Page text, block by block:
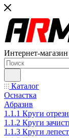
Интернет-
Каталог
Оснастка
Абразив
1.1.1 Круги
1.1.2 Круги
1.1.3 Круги